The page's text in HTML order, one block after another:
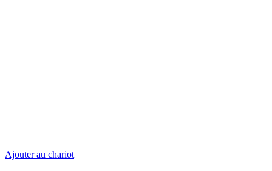
Ajouter au chariot